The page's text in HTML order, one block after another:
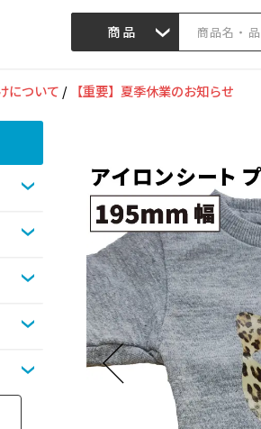
商品
について / 【重要】夏季休業のお知らせ